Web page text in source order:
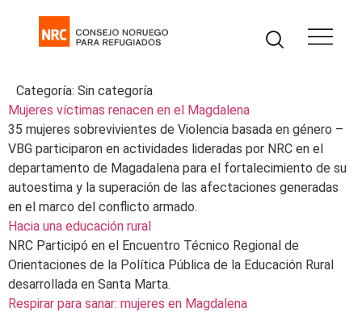
Categoría: Sin categoría
Mujeres víctimas renacen en el Magdalena
35 mujeres sobrevivientes de Violencia basada en género –
VBG participaron en actividades lideradas por NRC en el
departamento de Magadalena para el fortalecimiento de su
autoestima y la superación de las afectaciones generadas
en el marco del conflicto armado.
Hacia una educación rural
NRC Participó en el Encuentro Técnico Regional de
Orientaciones de la Política Pública de la Educación Rural
desarrollada en Santa Marta.
Respirar para sanar: mujeres en Magdalena